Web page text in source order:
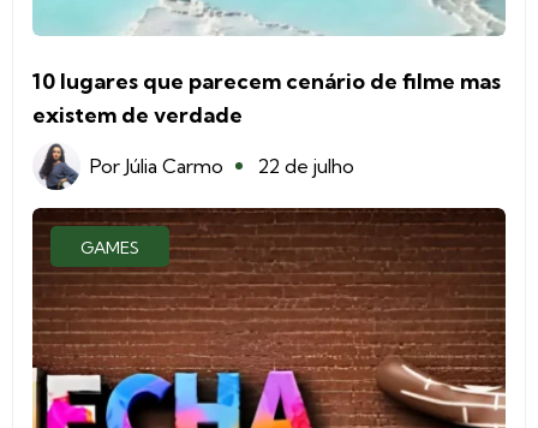
10 lugares que parecem cenário de filme mas
existem de verdade
Por Júlia Carmo 22 de julho
GAMES